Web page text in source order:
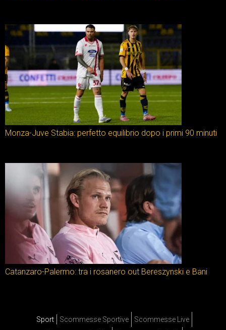
Monza-Juve Stabia: perfetto equilibrio dopo i primi 90 minuti
Catanzaro-Palermo: tra i rosanero out Bereszynski e Bani
Sport Scommesse Sportive
Scommesse Live